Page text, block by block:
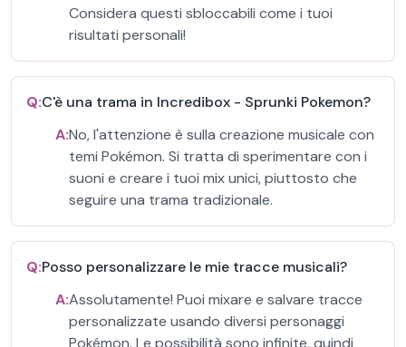
Considera questi sbloccabili come i tuoi
risultati personali!
Q:C'è una trama in Incredibox - Sprunki Pokemon?
A:No, l'attenzione è sulla creazione musicale con
temi Pokémon. Si tratta di sperimentare con i
suoni e creare i tuoi mix unici, piuttosto che
seguire una trama tradizionale.
Q:Posso personalizzare le mie tracce musicali?
A:Assolutamente! Puoi mixare e salvare tracce
personalizzate usando diversi personaggi
Pokémon. Le possibilità sono infinite, quindi